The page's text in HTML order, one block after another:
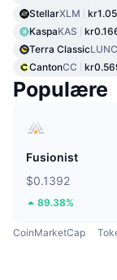
StellarXLM kr1.05
KaspaKAS
Terra ClassicLUNC
CantonCC
Populære
Fusionist
$0.1392
89.38%
CoinMarketCap